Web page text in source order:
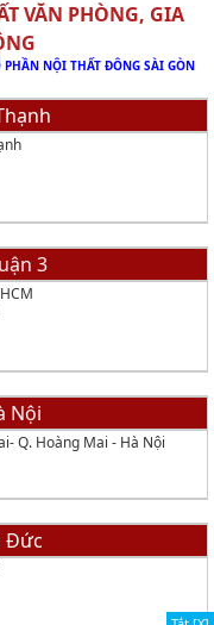
PHÒNG, GIA
THẤT ĐÔNG SÀI GÒN
3
Nội
Q. Hoàng Mai - Hà Nội
Đức